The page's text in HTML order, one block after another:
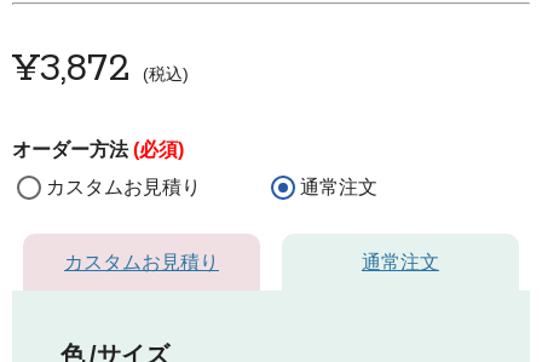
¥3,872 税込
オーダー方法(必須)
カスタムお見積り
通常注文
カスタムお見積り 通常注文
色 サイズ